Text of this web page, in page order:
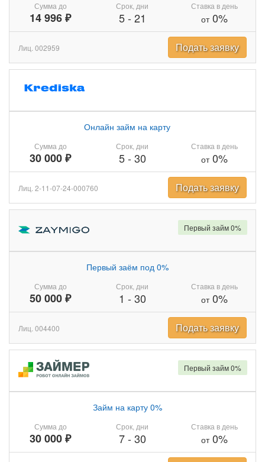
Сумма до
14 996 ₽
Срок, дни
5- 21
Ставка в день
от0%
Лиц. 002959 Подать заявку
Сумма до
30 000 ₽
Онлайн займ на карту
Срок, дни
5- 30
Ставка в день
от0%
Лиц. 2-11-07-24-000760 Подать заявку
Сумма до
50 000 ₽
Первый заём под 0%
Срок, дни
1 - 30
Ставка в день
от0%
Первый займ 0%
Лиц. 004400 Подать заявку
Сумма до
30 000 ₽
Займ на карту 0%
Срок, дни
7- 30
Ставка в день
от0%
Первый займ 0%